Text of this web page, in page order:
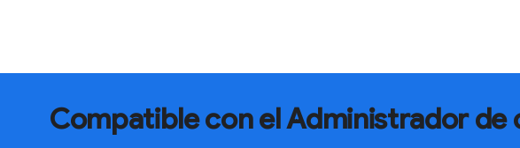
Compatible con el Administrador de